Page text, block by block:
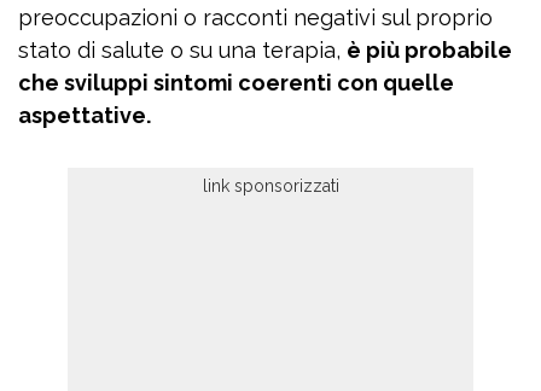
preoccupazioni o racconti negativi sul proprio
stato di salute o su una terapia, è più probabile
che sviluppi sintomi coerenti con quelle
aspettative.